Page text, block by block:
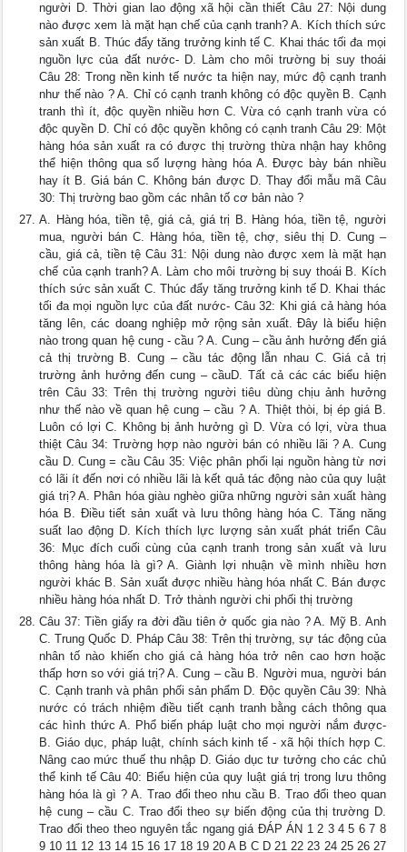
người D. Thời gian lao động xã hội cần thiết Câu 27: Nội dung
nào được xem là mặt hạn chế của cạnh tranh? A. Kích thích sức
sản xuất B. Thúc đẩy tăng trưởng kinh tế C. Khai thác tối đa mọi
nguồn lực của đất nước- D. Làm cho môi trường bị suy thoái
Câu 28: Trong nền kinh tế nước ta hiện nay, mức độ cạnh tranh
như thế nào ? A. Chỉ có cạnh tranh không có độc quyền B. Cạnh
tranh thì ít, độc quyền nhiều hơn C. Vừa có cạnh tranh vừa có
độc quyền D. Chỉ có độc quyền không có cạnh tranh Câu 29: Một
hàng hóa sản xuất ra có được thị trường thừa nhận hay không
thể hiện thông qua số lượng hàng hóa A. Được bày bán nhiều
hay ít B. Giá bán C. Không bán được D. Thay đổi mẫu mã Câu
30: Thị trường bao gồm các nhân tố cơ bản nào ?
A. Hàng hóa, tiền tệ, giá cả, giá trị B. Hàng hóa, tiền tệ, người
mua, người bán C. Hàng hóa, tiền tệ, chợ, siêu thị D. Cung –
cầu, giá cả, tiền tệ Câu 31: Nội dung nào được xem là mặt hạn
chế của cạnh tranh? A. Làm cho môi trường bị suy thoái B. Kích
thích sức sản xuất C. Thúc đẩy tăng trưởng kinh tế D. Khai thác
tối đa mọi nguồn lực của đất nước- Câu 32: Khi giá cả hàng hóa
tăng lên, các doang nghiệp mở rộng sản xuất. Đây là biểu hiện
nào trong quan hệ cung - cầu ? A. Cung – cầu ảnh hưởng đến giá
cả thị trường B. Cung – cầu tác động lẫn nhau C. Giá cả trị
trường ảnh hưởng đến cung – cầuD. Tất cả các các biểu hiện
trên Câu 33: Trên thị trường người tiêu dùng chịu ảnh hưởng
như thế nào về quan hệ cung – cầu ? A. Thiệt thòi, bị ép giá B.
Luôn có lợi C. Không bị ảnh hưởng gì D. Vừa có lợi, vừa thua
thiệt Câu 34: Trường hợp nào người bán có nhiều lãi ? A. Cung
cầu D. Cung = cầu Câu 35: Việc phân phối lại nguồn hàng từ nơi
có lãi ít đến nơi có nhiều lãi là kết quả tác động nào của quy luật
giá trị? A. Phân hóa giàu nghèo giữa những người sản xuất hàng
hóa B. Điều tiết sản xuất và lưu thông hàng hóa C. Tăng năng
suất lao động D. Kích thích lực lượng sản xuất phát triển Câu
36: Mục đích cuối cùng của cạnh tranh trong sản xuất và lưu
thông hàng hóa là gì? A. Giành lợi nhuận về mình nhiều hơn
người khác B. Sản xuất được nhiều hàng hóa nhất C. Bán được
nhiều hàng hóa nhất D. Trở thành người chi phối thị trường
Câu 37: Tiền giấy ra đời đầu tiên ở quốc gia nào ? A. Mỹ B. Anh
C. Trung Quốc D. Pháp Câu 38: Trên thị trường, sự tác động của
nhân tố nào khiến cho giá cả hàng hóa trở nên cao hơn hoặc
thấp hơn so với giá trị? A. Cung – cầu B. Người mua, người bán
C. Cạnh tranh và phân phối sản phẩm D. Độc quyền Câu 39: Nhà
nước có trách nhiệm điều tiết cạnh tranh bằng cách thông qua
các hình thức A. Phổ biến pháp luật cho mọi người nắm được-
B. Giáo dục, pháp luật, chính sách kinh tế - xã hội thích hợp C.
Nâng cao mức thuế thu nhập D. Giáo dục tư tưởng cho các chủ
thể kinh tế Câu 40: Biểu hiện của quy luật giá trị trong lưu thông
hàng hóa là gì ? A. Trao đổi theo nhu cầu B. Trao đổi theo quan
hệ cung – cầu C. Trao đổi theo sự biến động của thị trường D.
Trao đổi theo theo nguyên tắc ngang giá ĐÁP ÁN 1 2 3 4 5 6 7 8
9 10 11 12 13 14 15 16 17 18 19 20 A B C D 21 22 23 24 25 26 27